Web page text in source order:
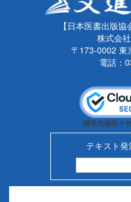
【日本医書出版
株式会
〒173-0002 東
電話：
テキスト